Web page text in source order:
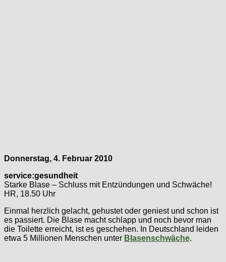
Donnerstag, 4. Februar 2010
service:gesundheit
Starke Blase – Schluss mit Entzündungen und Schwäche!
HR, 18.50 Uhr
Einmal herzlich gelacht, gehustet oder geniest und schon ist
es passiert. Die Blase macht schlapp und noch bevor man
die Toilette erreicht, ist es geschehen. In Deutschland leiden
etwa 5 Millionen Menschen unter Blasenschwäche.